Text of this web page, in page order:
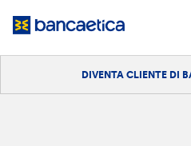
DIVENTA CLIENTE DI